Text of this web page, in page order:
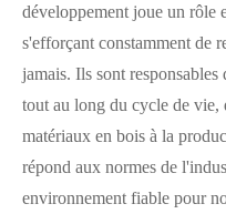
développement joue un rôle
s'efforçant constamment de
jamais. Ils sont
tout au long du cycle de vie,
matériaux en bois à la
répond aux normes de
environnement fiable pour